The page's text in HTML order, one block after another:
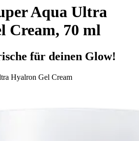
Aqua Ultra
Cream, 70 ml
für deinen Glow!
Hyalron Gel Cream